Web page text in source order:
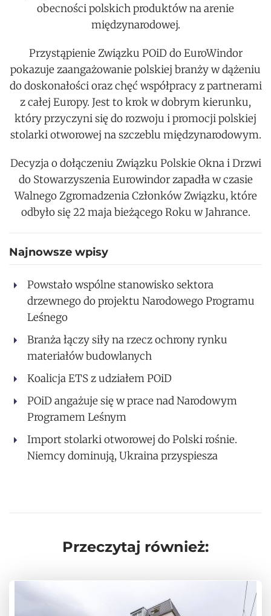
obecności polskich produktów na arenie
międzynarodowej.
Przystąpienie Związku POiD do EuroWindor
pokazuje zaangażowanie polskiej branży w dążeniu
do doskonałości oraz chęć współpracy z partnerami
z całej Europy. Jest to krok w dobrym kierunku,
który przyczyni się do rozwoju i promocji polskiej
stolarki otworowej na szczeblu międzynarodowym.
Decyzja o dołączeniu Związku Polskie Okna i Drzwi
do Stowarzyszenia Eurowindor zapadła w czasie
Walnego Zgromadzenia Członków Związku, które
odbyło się 22 maja bieżącego Roku w Jahrance.
Najnowsze wpisy
Powstało wspólne stanowisko sektora
drzewnego do projektu Narodowego Programu
Leśnego
Branża łączy siły na rzecz ochrony rynku
materiałów budowlanych
Koalicja ETS z udziałem POiD
POiD angażuje się w prace nad Narodowym
Programem Leśnym
Import stolarki otworowej do Polski rośnie.
Niemcy dominują, Ukraina przyspiesza
Przeczytaj również: